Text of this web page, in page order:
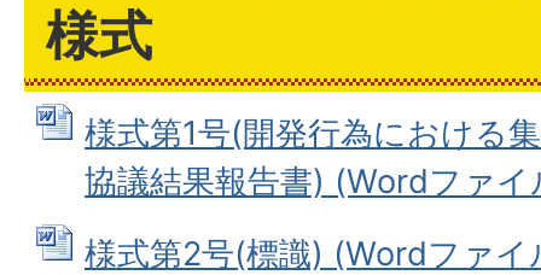
様式
様式第1号(開発行為における
協議結果報告書) (Wordファイ
様式第2号(標識) (Wordファ